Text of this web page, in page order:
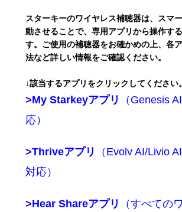
スターキーのワイヤレス補聴器は、スマ
動させることで、専用アプリから操作す
す。ご使用の補聴器をお確かめの上、各
法など詳しい情報をご確認ください。
↓該当するアプリをクリックしてください。
>My Starkeyアプリ
（Genesis
応）
>Thriveアプリ （Evolv AI/Livio
対応）
>Hear Shareアプリ
（すべての